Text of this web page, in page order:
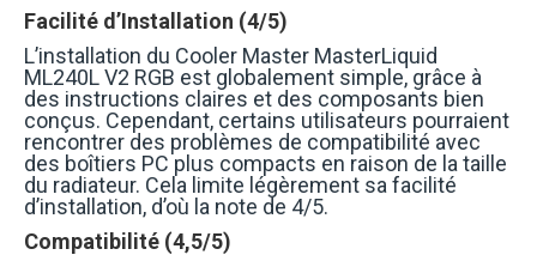
Facilité d’Installation (4/5)
L’installation du Cooler Master MasterLiquid
ML240L V2 RGB est globalement simple, grâce à
des instructions claires et des composants bien
conçus. Cependant, certains utilisateurs pourraient
rencontrer des problèmes de compatibilité avec
des boîtiers PC plus compacts en raison de la taille
du radiateur. Cela limite légèrement sa facilité
d’installation, d’où la note de 4/5.
Compatibilité (4,5/5)